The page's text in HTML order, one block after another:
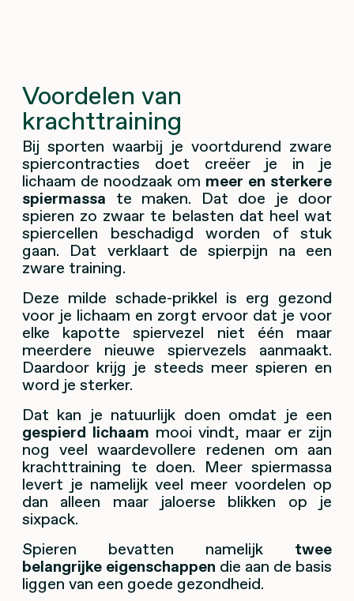
Voordelen van
krachttraining
Bij sporten waarbij je voortdurend zware
spiercontracties doet creëer je in je
lichaam de noodzaak om meer en sterkere
spiermassa te maken. Dat doe je door
spieren zo zwaar te belasten dat heel wat
spiercellen beschadigd worden of stuk
gaan. Dat verklaart de spierpijn na een
zware training.
Deze milde schade-prikkel is erg gezond
voor je lichaam en zorgt ervoor dat je voor
elke kapotte spiervezel niet één maar
meerdere nieuwe spiervezels aanmaakt.
Daardoor krijg je steeds meer spieren en
word je sterker.
Dat kan je natuurlijk doen omdat je een
gespierd lichaam mooi vindt, maar er zijn
nog veel waardevollere redenen om aan
krachttraining te doen. Meer spiermassa
levert je namelijk veel meer voordelen op
dan alleen maar jaloerse blikken op je
sixpack.
Spieren bevatten namelijk twee
belangrijke eigenschappen die aan de basis
liggen van een goede gezondheid.